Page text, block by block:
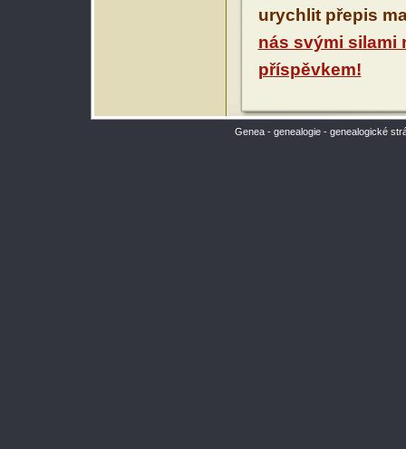
urychlit přepis
nás svými silami
příspěvkem!
Genea - genealogie - genealogické